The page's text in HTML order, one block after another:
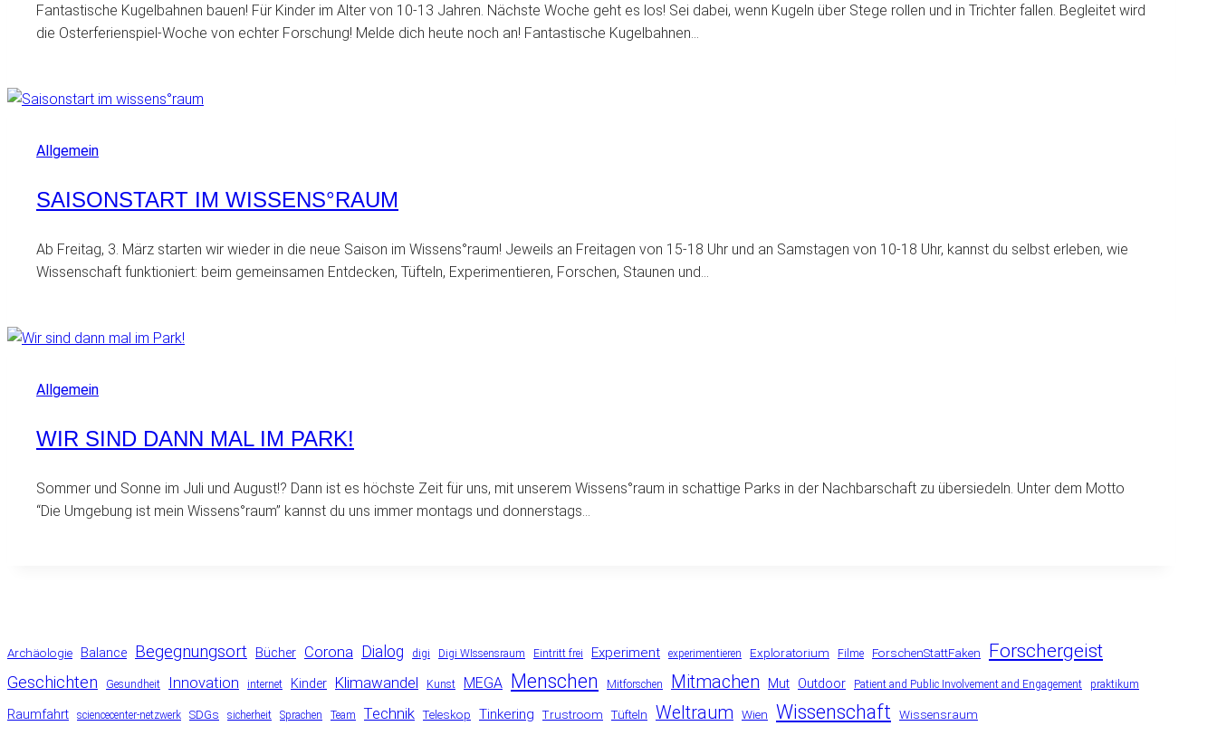
Fantastische Kugelbahnen bauen! Für Kinder im Alter von 10-13 Jahren. Nächste Woche geht es los! Sei dabei, wenn Kugeln über Stege rollen und in Trichter fallen. Begleitet wird
die Osterferienspiel-Woche von echter Forschung! Melde dich heute noch an! Fantastische Kugelbahnen…
Allgemein
SAISONSTART IM WISSENS°RAUM
Ab Freitag, 3. März starten wir wieder in die neue Saison im Wissens°raum! Jeweils an Freitagen von 15-18 Uhr und an Samstagen von 10-18 Uhr, kannst du selbst erleben, wie
Wissenschaft funktioniert: beim gemeinsamen Entdecken, Tüfteln, Experimentieren, Forschen, Staunen und…
Allgemein
WIR SIND DANN MAL IM PARK!
Sommer und Sonne im Juli und August!? Dann ist es höchste Zeit für uns, mit unserem Wissens°raum in schattige Parks in der Nachbarschaft zu übersiedeln. Unter dem Motto
“Die Umgebung ist mein Wissens°raum” kannst du uns immer montags und donnerstags…
Archäologie Balance Begegnungsort Bücher Corona Dialog digi Digi WIssensraum Eintritt frei Experiment experimentieren Exploratorium Filme ForschenStattFaken Forschergeist
Geschichten Gesundheit Innovation internet Kinder Klimawandel Kunst MEGA Menschen Mitforschen Mitmachen Mut Outdoor Patient and Public Involvement and Engagement praktikum
Raumfahrt sciencecenter-netzwerk SDGs sicherheit Sprachen Team Technik Teleskop Tinkering Trustroom Tüfteln Weltraum Wien Wissenschaft Wissensraum